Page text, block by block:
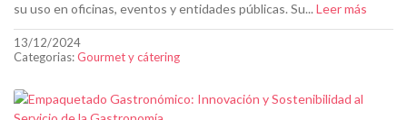
su uso en oficinas, eventos y entidades públicas. Su... Leer más
13/12/2024
Categorias:Gourmet y cátering